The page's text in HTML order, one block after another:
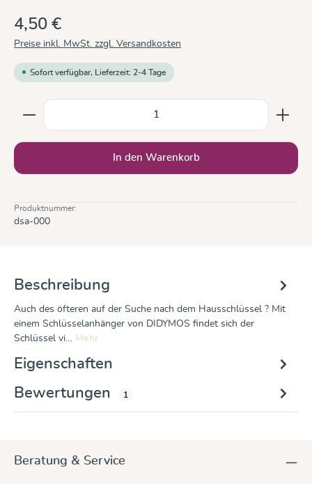
4,50 €
Preise inkl. MwSt. zzgl. Versandkosten
Sofort verfügbar, Lieferzeit: 2-4 Tage
Produkt Anzahl: Gib den gewünschten Wert ein
In den Warenkorb
Produktnummer:
dsa-000
Beschreibung
Auch des öfteren auf der Suche nach dem Hausschlüssel ? Mit
einem Schlüsselanhänger von DIDYMOS findet sich der
Schlüssel vi… Mehr
Eigenschaften
Bewertungen
1
Beratung & Service